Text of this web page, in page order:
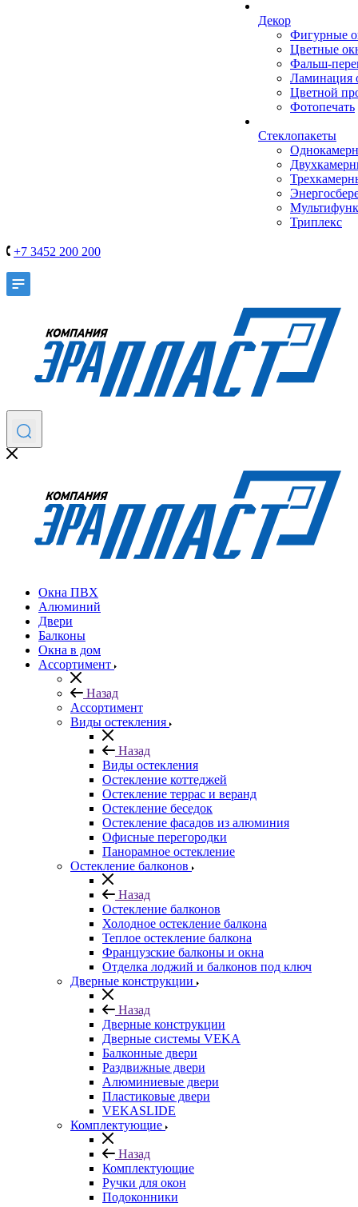
Декор
Фигурные
Цветные
Фальш-
Ламинация
Цветной
Фотопечать
Стеклопакеты
Триплекс
+7 3452 200 200
Окна ПВХ
Алюминий
Двери
Балконы
Окна в дом
Ассортимент
Назад
Ассортимент
Виды остекления
Назад
Виды остекления
Остекление коттеджей
Остекление террас и веранд
Остекление беседок
Остекление фасадов из алюминия
Офисные перегородки
Панорамное остекление
Остекление балконов
Назад
Остекление балконов
Холодное остекление балкона
Теплое остекление балкона
Французские балконы и окна
Отделка лоджий и балконов под ключ
Дверные конструкции
Назад
Дверные конструкции
Дверные системы VEKA
Балконные двери
Раздвижные двери
Алюминиевые двери
Пластиковые двери
VEKASLIDE
Комплектующие
Назад
Комплектующие
Ручки для окон
Подоконники